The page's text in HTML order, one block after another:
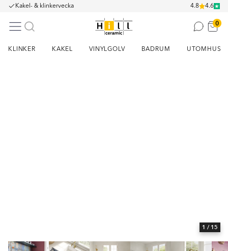
Kakel- & klinkervecka 4.8 4.6
0
KLINKER KAKEL VINYLGOLV BADRUM UTOMHUS
1 / 15